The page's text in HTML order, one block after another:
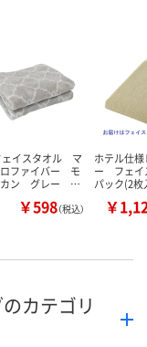
カ
ェイスタオル マ
ファイバー モ
カン グレー …
￥598（税込）
ホテル仕
ー フェイ
パック(2枚
￥
カテゴリ